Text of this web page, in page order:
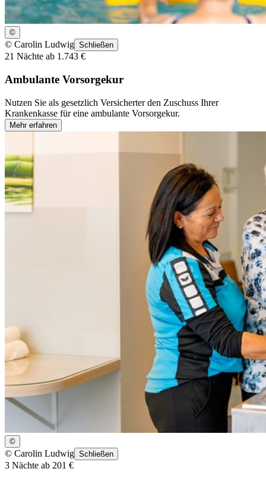
©
© Carolin Ludwig Schließen
21 Nächte ab 1.743 €
Ambulante Vorsorgekur
Nutzen Sie als gesetzlich Versicherter den Zuschuss Ihrer
Krankenkasse für eine ambulante Vorsorgekur.
Mehr erfahren
©
© Carolin Ludwig Schließen
3 Nächte ab 201 €